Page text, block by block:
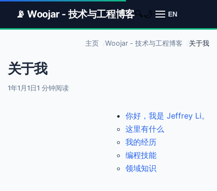
📡 Woojar - 技术与工程博客🔍 🌙 EN
主页 Woojar - 技术与工程博客 关于我
关于我
1年1月1日1 分钟阅读
你好，我是 Jeffrey Li。
这里有什么
我的经历
编程技能
领域知识